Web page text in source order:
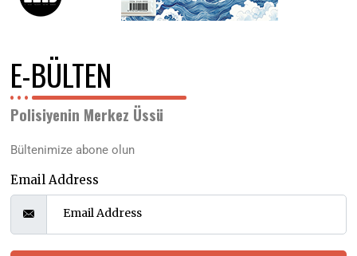
E-BÜLTEN
Polisiyenin Merkez Üssü
Bültenimize abone olun
Email Address